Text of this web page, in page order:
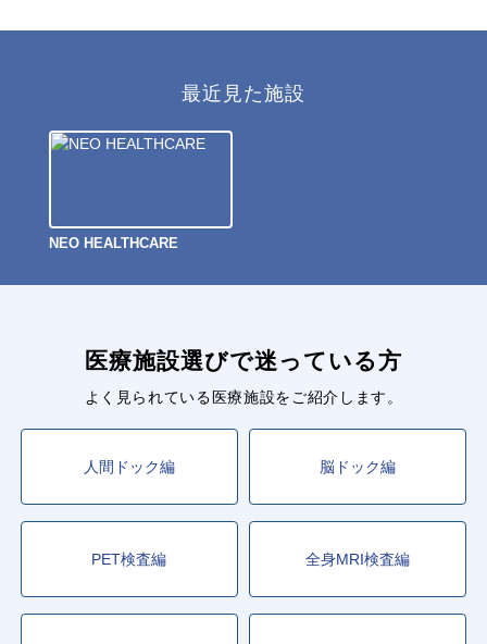
最近見た施設
NEO HEALTHCARE
医療施設選びで迷っている方
よく見られている医療施設をご紹介します。
人間ドック編 脳ドック編
PET検査編 全身MRI検査編